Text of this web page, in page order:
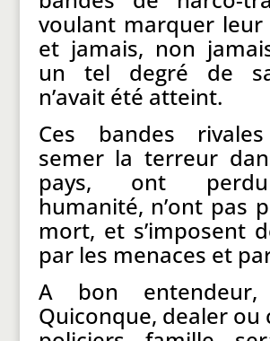
voulant marquer
et jamais, non
un tel degré de
n’avait été atteint.
Ces bandes
semer la terreur
pays, ont
humanité, n’ont pas
mort, et s’imposent
par les menaces et
A bon
Quiconque, dealer ou